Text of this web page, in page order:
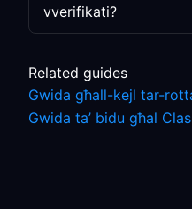
vverifikati?
Related guides
Gwida għall-kejl tar-
Gwida ta’ bidu għal